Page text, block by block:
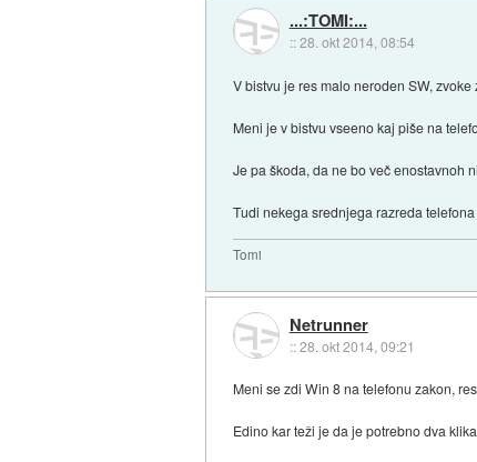
...:TOMI:...
::28. okt 2014, 08:54
V bistvu je res malo neroden SW,
Meni je v bistvu vseeno kaj piše na
Je pa škoda, da ne bo več enostavnoh
Tudi nekega srednjega razreda
Tomi
Netrunner
::28. okt 2014, 09:21
Meni se zdi Win 8 na telefonu zakon,
Edino kar teži je da je potrebno dva